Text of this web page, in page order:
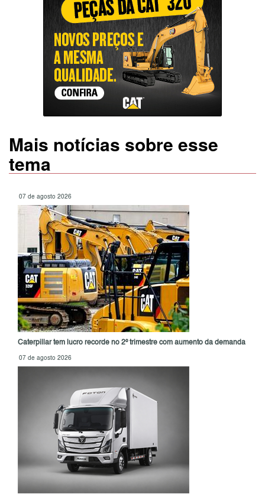
Mais notícias sobre esse
tema
07 de agosto 2026
Caterpillar tem lucro recorde no 2º trimestre com aumento da demanda
07 de agosto 2026